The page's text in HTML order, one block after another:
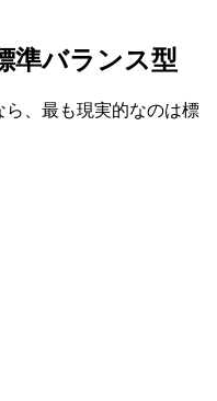
準バランス型
ら、最も現実的なのは標